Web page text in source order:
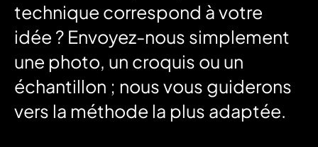
technique correspond à votre
idée ? Envoyez-nous simplement
une photo, un croquis ou un
échantillon ; nous vous guiderons
vers la méthode la plus adaptée.